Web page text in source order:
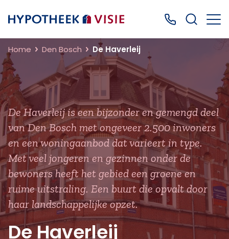
Terug naar home Bel ons: 0499
Home Den Bosch De Haverleij
De Haverleij is een bijzonder en gemengd deel
van Den Bosch met ongeveer 2.500 inwoners
en een woningaanbod dat varieert in type.
Met veel jongeren en gezinnen onder de
bewoners heeft het gebied een groene en
ruime uitstraling. Een buurt die opvalt door
haar landschappelijke opzet.
De Haverleij